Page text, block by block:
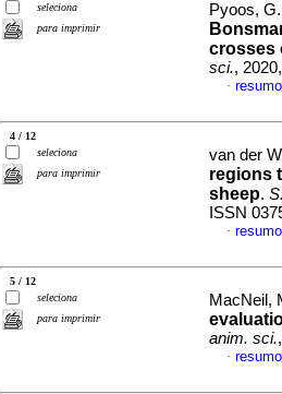
seleciona
para imprimir
Pyoos,
crosses
sci.,
·
4 / 12
seleciona
para imprimir
van der
regions
sheep.
ISSN
·
5 / 12
seleciona
para imprimir
MacNeil,
anim. sci.
·